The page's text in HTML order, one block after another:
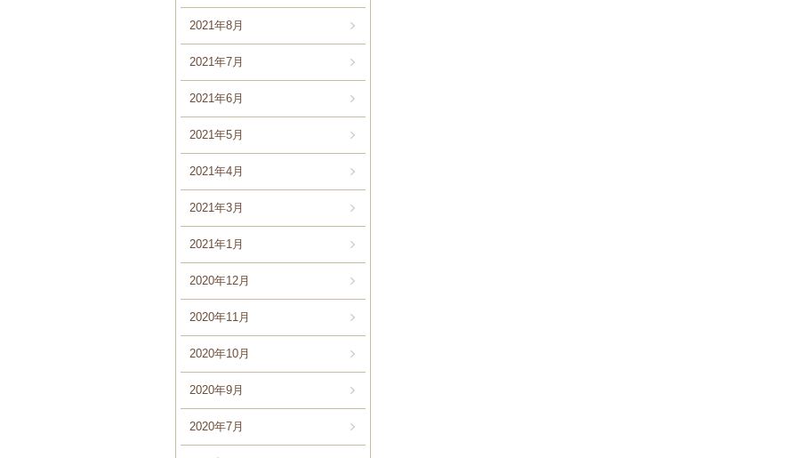
2021年8月
2021年7月
2021年6月
2021年5月
2021年4月
2021年3月
2021年1月
2020年12月
2020年11月
2020年10月
2020年9月
2020年7月